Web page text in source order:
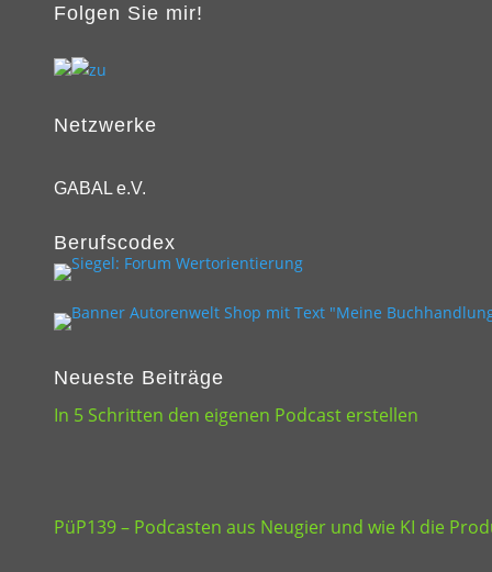
Folgen Sie mir!
Netzwerke
GABAL e.V.
Berufscodex
Neueste Beiträge
In 5 Schritten den eigenen Podcast erstellen
PüP139 – Podcasten aus Neugier und wie KI die